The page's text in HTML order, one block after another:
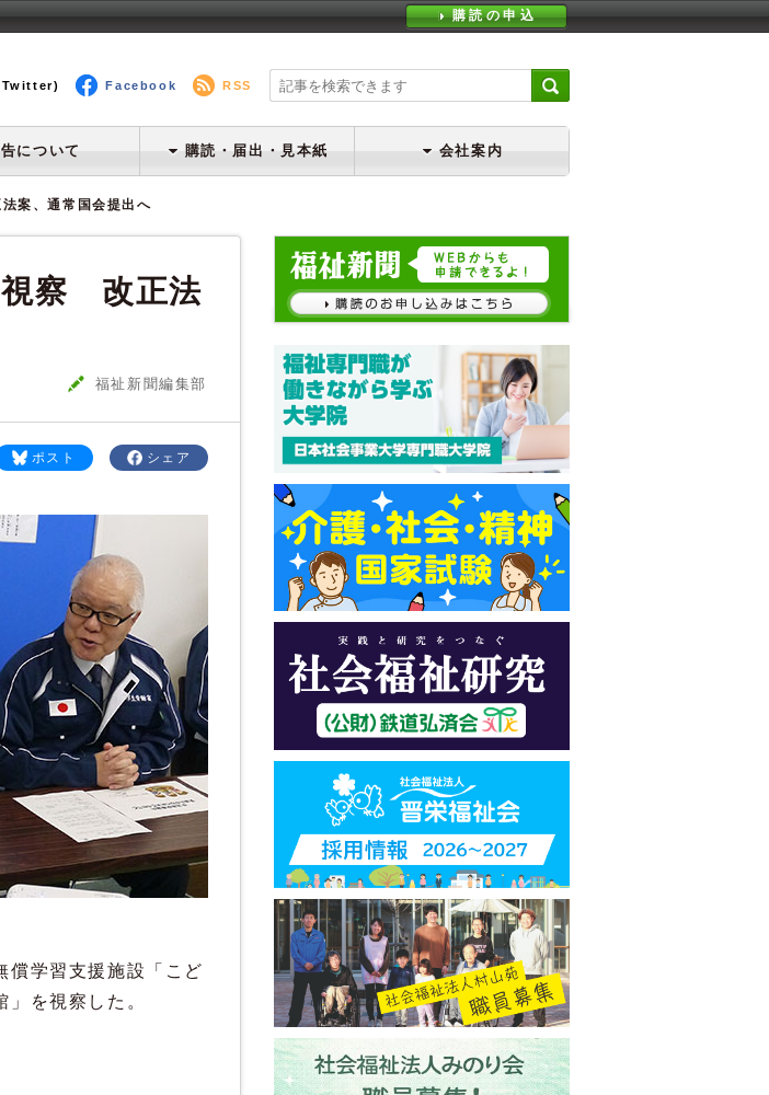
購読の申込
Twitter) Facebook RSS
について 購読・届出・見本紙 会社案内
案、通常国会提出へ
視察 改正法
福祉新聞編集部
シェア
ポスト
償学習支援施設「こど
を視察した。